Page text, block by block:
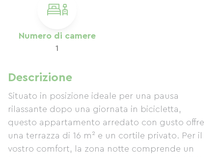
Numero di camere
1
Descrizione
Situato in posizione ideale per una pausa
rilassante dopo una giornata in bicicletta,
questo appartamento arredato con gusto offre
una terrazza di 16 m² e un cortile privato. Per il
vostro comfort, la zona notte comprende un